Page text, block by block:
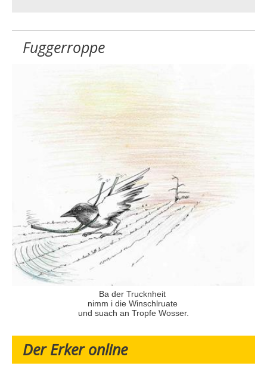
Fuggerroppe
Ba der Trucknheit
nimm i die Winschlruate
und suach an Tropfe Wosser.
Der Erker online